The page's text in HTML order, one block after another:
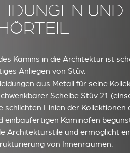
UND
Kamins in die Architektur ist
Anliegen von Stûv.
aus Metall für seine
Scheibe Stûv 21
schlichten Linien der Kollektionen
einbaufertigen Kaminöfen
Architekturstile und ermöglicht
von Innenräumen.